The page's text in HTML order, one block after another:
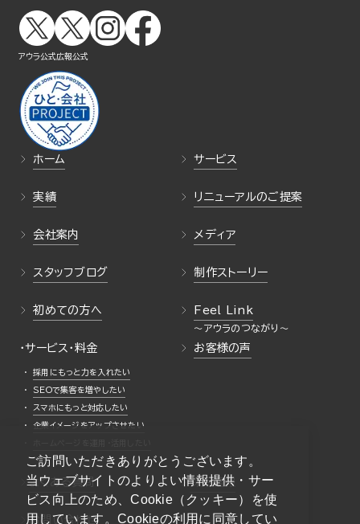
ご訪問いただきありがとうございます。
当ウェブサイトのよりよい情報提供・サー
ビス向上のため、Cookie（クッキー）を使
用しています。Cookieの利用に同意してい
ホーム サービス
実績 リニューアルのご提案
会社案内 メディア
スタッフブログ 制作ストーリー
初めての方へ Feel Link
・サービス・料金
採用にもっと力を入れたい
SEOで集客を増やしたい
スマホにもっと対応したい
企業イメージをアップさせたい
お客様の声
よくある質問 採用情報
お問い合わせ
アウラ公式 広報公式